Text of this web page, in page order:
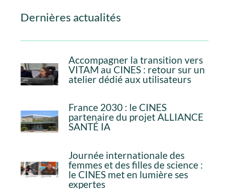
Dernières actualités
Accompagner la transition vers
VITAM au CINES : retour sur un
atelier dédié aux utilisateurs
France 2030 : le CINES
partenaire du projet ALLIANCE
SANTÉ IA
Journée internationale des
femmes et des filles de science :
le CINES met en lumière ses
expertes